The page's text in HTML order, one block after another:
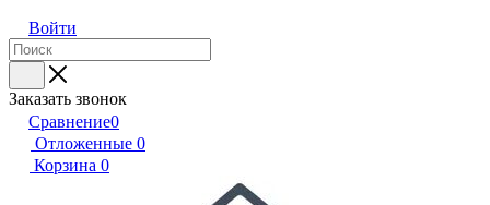
Войти
Заказать звонок
Сравнение0
Отложенные 0
Корзина 0